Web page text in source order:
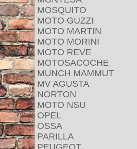
MOSQUITO
MOTO GUZZI
MOTO MARTIN
MOTO MORINI
MOTO REVE
MOTOSACOCHE
MUNCH MAMMUT
MV AGUSTA
NORTON
MOTO NSU
OPEL
OSSA
PARILLA
PEUGEOT